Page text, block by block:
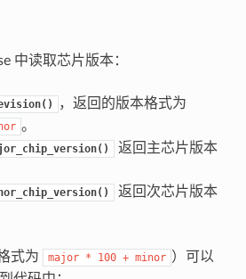
中读取芯片版本：
，返回的版本格式为
。
返回主芯片版本
返回次芯片版本
式为 major * 100 + minor ）可以